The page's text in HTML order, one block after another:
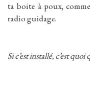
ta boite à poux,
radio guidage.
Si c’est installé, c’est